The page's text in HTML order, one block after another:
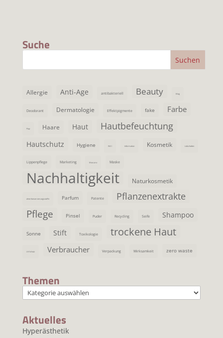
Suche
Allergie Anti-Age antibakteriell Beauty Blog
Deodorant Dermatologie Effektpigmente fake Farbe
Flop Haare Haut Hautbefeuchtung
Hautschutz Hygiene INCI Information Kosmetik Lidschatten
Lippenpflege Marketing Mascara Maske
Nachhaltigkeit Naturkosmetik
ohne Konservierungsstoffe Parfum Patente Pflanzenextrakte
Pflege Pinsel Puder Recycling Seife Shampoo
Sonne Stift Toxikologie trockene Haut
UV Schutz Verbraucher Verpackung Wirksamkeit zero waste
Themen
Themen
Aktuelles
Hyperästhetik